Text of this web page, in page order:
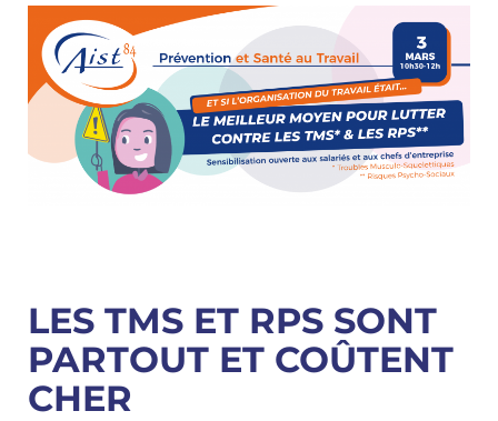
LES TMS ET RPS SONT
PARTOUT ET COÛTENT
CHER